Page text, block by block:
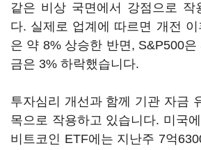
같은 비상 국면에서 강점으로 작
다. 실제로 업계에 따르면 개전
은 약 8% 상승한 반면, S&P500
금은 3% 하락했습니다.
투자심리 개선과 함께 기관 자금
목으로 작용하고 있습니다. 미국
비트코인 ETF에는 지난주 7억